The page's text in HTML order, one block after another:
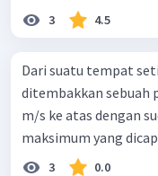
3 4.5
Dari suatu tempat
ditembakkan sebuah
m/s ke atas dengan
maksimum yang
3 0.0